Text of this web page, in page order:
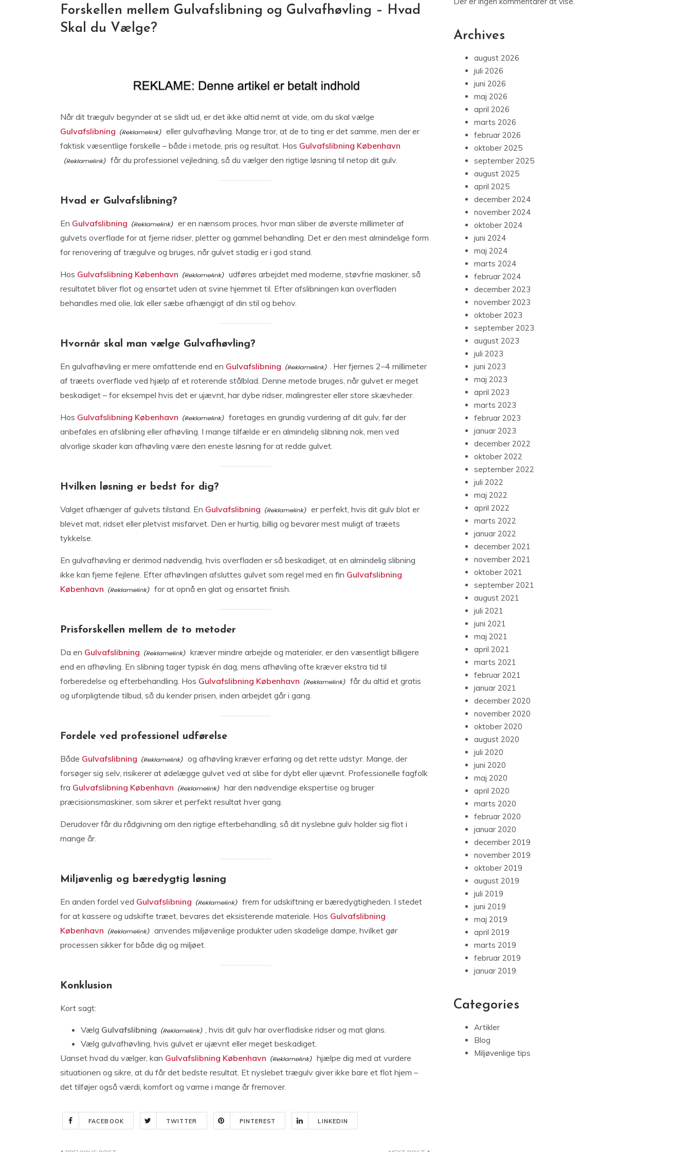
Forskellen mellem Gulvafslibning og Gulvafhøvling – Hvad
Skal du Vælge?
Når dit trægulv begynder at se slidt ud, er det ikke altid nemt at vide, om du skal vælge
Gulvafslibning
eller gulvafhøvling. Mange tror, at de to ting er det samme, men der er
faktisk væsentlige forskelle – både i metode, pris og resultat. Hos Gulvafslibning København
får du professionel vejledning, så du vælger den rigtige løsning til netop dit gulv.
Hvad er Gulvafslibning?
En Gulvafslibning
er en nænsom proces, hvor man sliber de øverste millimeter af
gulvets overflade for at fjerne ridser, pletter og gammel behandling. Det er den mest almindelige form
for renovering af trægulve og bruges, når gulvet stadig er i god stand.
Hos Gulvafslibning København
udføres arbejdet med moderne, støvfrie maskiner, så
resultatet bliver flot og ensartet uden at svine hjemmet til. Efter afslibningen kan overfladen
behandles med olie, lak eller sæbe afhængigt af din stil og behov.
Hvornår skal man vælge Gulvafhøvling?
En gulvafhøvling er mere omfattende end en Gulvafslibning
. Her fjernes 2–4 millimeter
af træets overflade ved hjælp af et roterende stålblad. Denne metode bruges, når gulvet er meget
beskadiget – for eksempel hvis det er ujævnt, har dybe ridser, malingrester eller store skævheder.
Hos Gulvafslibning København
foretages en grundig vurdering af dit gulv, før der
anbefales en afslibning eller afhøvling. I mange tilfælde er en almindelig slibning nok, men ved
alvorlige skader kan afhøvling være den eneste løsning for at redde gulvet.
Hvilken løsning er bedst for dig?
Valget afhænger af gulvets tilstand. En Gulvafslibning
er perfekt, hvis dit gulv blot er
blevet mat, ridset eller pletvist misfarvet. Den er hurtig, billig og bevarer mest muligt af træets
tykkelse.
En gulvafhøvling er derimod nødvendig, hvis overfladen er så beskadiget, at en almindelig slibning
ikke kan fjerne fejlene. Efter afhøvlingen afsluttes gulvet som regel med en fin Gulvafslibning
København
for at opnå en glat og ensartet finish.
Prisforskellen mellem de to metoder
Da en Gulvafslibning
kræver mindre arbejde og materialer, er den væsentligt billigere
end en afhøvling. En slibning tager typisk én dag, mens afhøvling ofte kræver ekstra tid til
forberedelse og efterbehandling. Hos Gulvafslibning København
får du altid et gratis
og uforpligtende tilbud, så du kender prisen, inden arbejdet går i gang.
Fordele ved professionel udførelse
Både Gulvafslibning
og afhøvling kræver erfaring og det rette udstyr. Mange, der
forsøger sig selv, risikerer at ødelægge gulvet ved at slibe for dybt eller ujævnt. Professionelle fagfolk
fra Gulvafslibning København
har den nødvendige ekspertise og bruger
præcisionsmaskiner, som sikrer et perfekt resultat hver gang.
Derudover får du rådgivning om den rigtige efterbehandling, så dit nyslebne gulv holder sig flot i
mange år.
Miljøvenlig og bæredygtig løsning
En anden fordel ved Gulvafslibning
frem for udskiftning er bæredygtigheden. I stedet
for at kassere og udskifte træet, bevares det eksisterende materiale. Hos Gulvafslibning
København
anvendes miljøvenlige produkter uden skadelige dampe, hvilket gør
processen sikker for både dig og miljøet.
Konklusion
Kort sagt:
Vælg Gulvafslibning
, hvis dit gulv har overfladiske ridser og mat glans.
Vælg gulvafhøvling, hvis gulvet er ujævnt eller meget beskadiget.
Uanset hvad du vælger, kan Gulvafslibning København
hjælpe dig med at vurdere
situationen og sikre, at du får det bedste resultat. Et nyslebet trægulv giver ikke bare et flot hjem –
det tilføjer også værdi, komfort og varme i mange år fremover.
FACEBOOK TWITTER PINTEREST LINKEDIN
Archives
august 2026
juli 2026
juni 2026
maj 2026
april 2026
marts 2026
februar 2026
oktober 2025
september 2025
august 2025
april 2025
december 2024
november 2024
oktober 2024
juni 2024
maj 2024
marts 2024
februar 2024
december 2023
november 2023
oktober 2023
september 2023
august 2023
juli 2023
juni 2023
maj 2023
april 2023
marts 2023
februar 2023
januar 2023
december 2022
oktober 2022
september 2022
juli 2022
maj 2022
april 2022
marts 2022
januar 2022
december 2021
november 2021
oktober 2021
september 2021
august 2021
juli 2021
juni 2021
maj 2021
april 2021
marts 2021
februar 2021
januar 2021
december 2020
november 2020
oktober 2020
august 2020
juli 2020
juni 2020
maj 2020
april 2020
marts 2020
februar 2020
januar 2020
december 2019
november 2019
oktober 2019
august 2019
juli 2019
juni 2019
maj 2019
april 2019
marts 2019
februar 2019
januar 2019
Categories
Artikler
Blog
Miljøvenlige tips